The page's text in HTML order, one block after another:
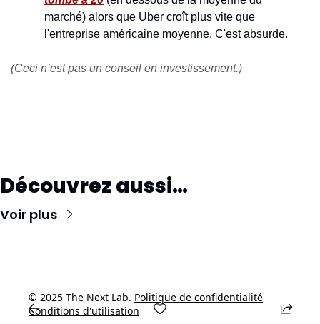
marché) alors que Uber croît plus vite que
l'entreprise américaine moyenne. C'est absurde.
(Ceci n’est pas un conseil en investissement.)
Découvrez aussi…
Voir plus
© 2025 The Next Lab. Politique de confidentialité
Conditions d'utilisation